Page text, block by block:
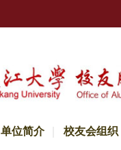
单位简介 校友会组织